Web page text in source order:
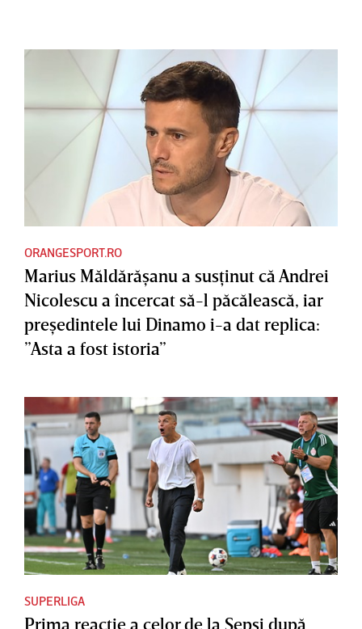
ORANGESPORT.RO
Marius Măldărăşanu a susţinut că Andrei
Nicolescu a încercat să-l păcălească, iar
preşedintele lui Dinamo i-a dat replica:
”Asta a fost istoria”
SUPERLIGA
Prima reacţie a celor de la Sepsi după